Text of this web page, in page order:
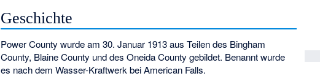
Geschichte
Power County wurde am 30. Januar 1913 aus Teilen des Bingham
County, Blaine County und des Oneida County gebildet. Benannt wurde
es nach dem Wasser-Kraftwerk bei American Falls.